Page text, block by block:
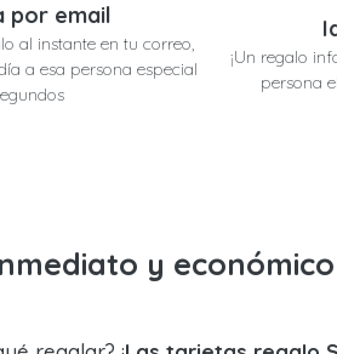
por email
al instante en tu correo,
a esa persona especial
¡Un regalo
persona
y económico